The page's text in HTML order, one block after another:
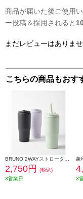
商品が届いた後ご使用い
ー投稿＆採用されると
まだレビューはありま
こちらの商品もおす
2,750円
(税込)
3営業日
3